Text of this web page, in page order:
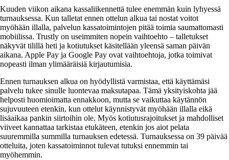
Kuuden viikon aikana kassaliikennettä tulee enemmän kuin lyhyessä
turnauksessa. Kun talletat ennen ottelun alkua tai nostat voitot
myöhään illalla, palvelun kassatoimintojen pitää toimia saumattomasti
mobiilissa. Trustly on useimmiten nopein vaihtoehto – talletukset
näkyvät tilillä heti ja kotiutukset käsitellään yleensä saman päivän
aikana. Apple Pay ja Google Pay ovat vaihtoehtoja, jotka toimivat
nopeasti ilman ylimääräisiä kirjautumisia.
Ennen turnauksen alkua on hyödyllistä varmistaa, että käyttämäsi
palvelu tukee sinulle luontevaa maksutapaa. Tämä yksityiskohta jää
helposti huomioimatta ennakkoon, mutta se vaikuttaa käytännön
sujuvuuteen etenkin, kun ottelut käynnistyvät myöhään illalla eikä
lisäaikaa pankin siirtoihin ole. Myös kotiutusrajoitukset ja mahdolliset
viiveet kannattaa tarkistaa etukäteen, etenkin jos aiot pelata
suuremmilla summilla turnauksen edetessä. Turnauksessa on 39 päivää
otteluita, joten kassatoiminnot tulevat tutuksi ennemmin tai
myöhemmin.